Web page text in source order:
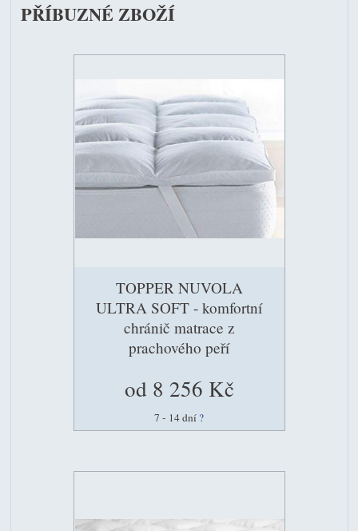
PŘÍBUZNÉ ZBOŽÍ
TOPPER NUVOLA
ULTRA SOFT - komfortní
chránič matrace z
prachového peří
od 8 256 Kč
7 - 14 dní ?